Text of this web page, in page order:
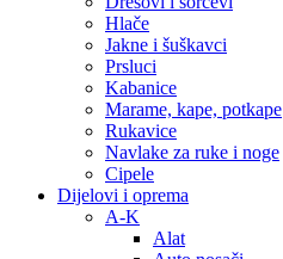
Hlače
Jakne i šuškavci
Prsluci
Kabanice
Marame, kape, potkape
Rukavice
Navlake za ruke i noge
Cipele
Dijelovi i oprema
A-K
Alat